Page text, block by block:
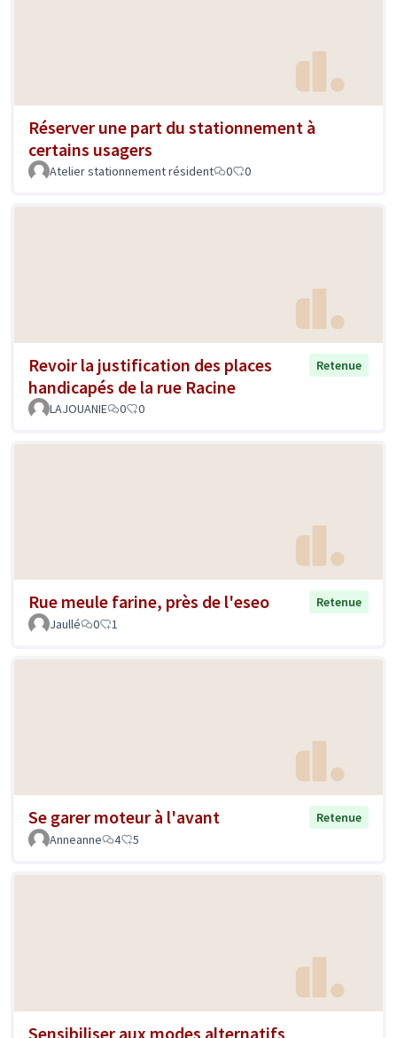
Réserver une part du stationnement à
certains usagers
Atelier stationnement résident 0 0
Revoir la justification des places
handicapés de la rue Racine
Retenue
LAJOUANIE 0 0
Rue meule farine, près de l'eseo
Retenue
Jaullé
0 1
Se garer moteur à l'avant
Retenue
Anneanne
4 5
Sensibiliser aux modes alternatifs